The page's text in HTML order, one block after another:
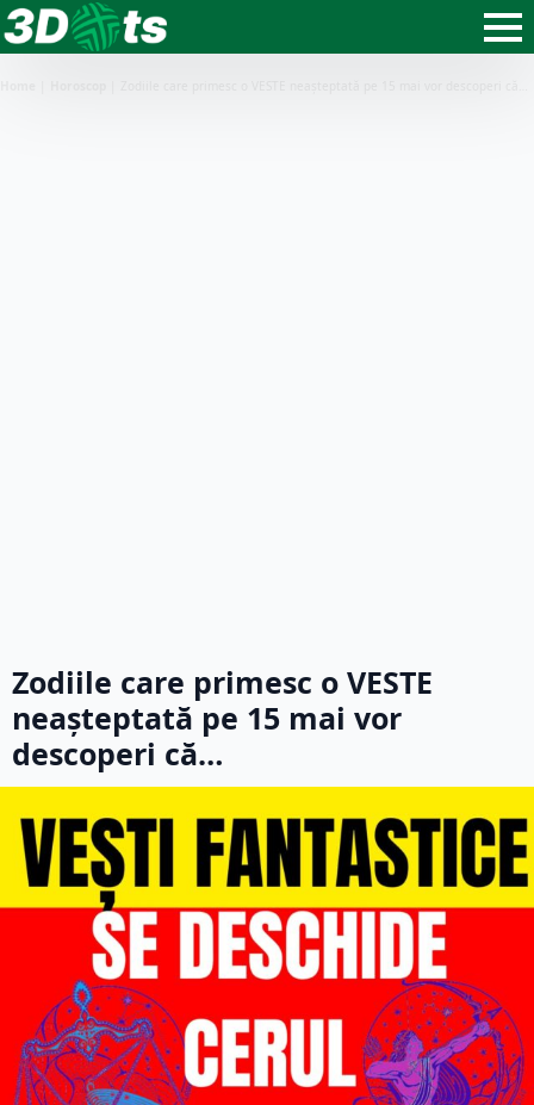
Zodiile care primesc o VESTE
neașteptată pe 15 mai vor
descoperi că…